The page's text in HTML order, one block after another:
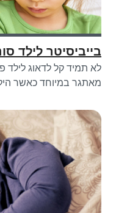
בייביסיטר לילד
לא תמיד קל לדאוג לילד
מאתגר במיוחד כאשר